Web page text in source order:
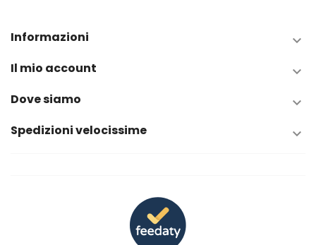
Informazioni 
Il mio account 
Dove siamo 
Spedizioni velocissime 